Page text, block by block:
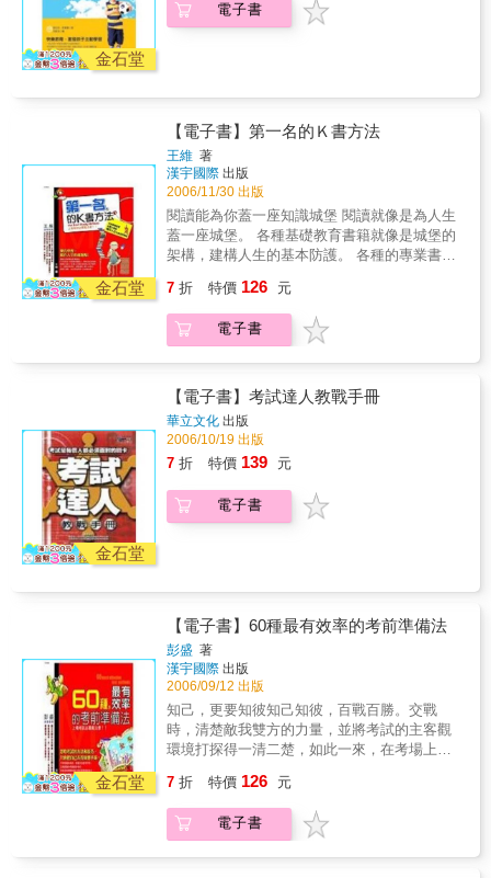
金石堂
電子書
金石堂
【電子書】第一名的Ｋ書方法
王維 著
漢宇國際 出版
2006/11/30 出版
閱讀能為你蓋一座知識城堡 閱讀就像是為人生
蓋一座城堡。 各種基礎教育書籍就像是城堡的
架構，建構人生的基本防護。 各種的專業書籍
得愈高。 心靈勵志書籍猶如塔石間的強固膠
泥，可以讓整個城堡更穩固。 文學類書籍則像
是美麗的內裡裝潢，可以讓住在裡面的人住得
的風景。 你已建構穩健的人生知識城堡嗎? 你
的城堡讓你看得夠高夠遠，讓你的生活更充
實、更有保障嗎? 本書將帶你活用閱讀這項人
的起跑點！ 好的讀書習慣從愈小開始，精采人
生也會愈早開始。微軟公司總裁比爾?蓋茲說：
「不先成為一位優秀的讀書人，是無法成為學
事。
7 折 特價 126 元
電子書
金石堂
【電子書】考試達人教戰手冊
華立文化 出版
2006/10/19 出版
7 折 特價 139 元
電子書
金石堂
【電子書】60種最有效率的考前準備法
彭盛 著
漢宇國際 出版
2006/09/12 出版
知己，更要知彼知己知彼，百戰百勝。交戰
時，清楚敵我雙方的力量，並將考試的主客觀
環境打探得一清二楚，如此一來，在考場上便
層樓考試是對某一階段學習的檢測。考試結果
理想與否，在很大程度上，取決於學習效果的
好壞。對考試而言，改善學習是取得優良成績
7 折 特價 126 元
電子書